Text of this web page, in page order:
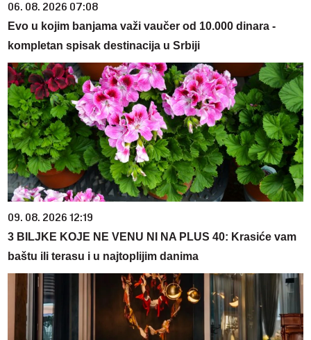
06. 08. 2026 07:08
Evo u kojim banjama važi vaučer od 10.000 dinara -
kompletan spisak destinacija u Srbiji
09. 08. 2026 12:19
3 BILJKE KOJE NE VENU NI NA PLUS 40: Krasiće vam
baštu ili terasu i u najtoplijim danima